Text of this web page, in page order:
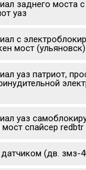
заднего моста с
уаз
с
мост (ульяновск)
уаз патриот,
уаз
спайсер redbtr
(дв. змз-